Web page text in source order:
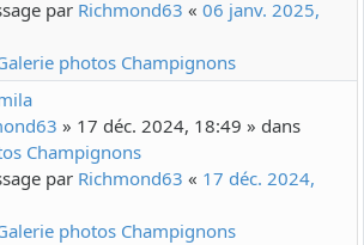
par Richmond63 « 06 janv. 2025,
photos Champignons
» 17 déc. 2024, 18:49 » dans
Champignons
par Richmond63 « 17 déc. 2024,
photos Champignons